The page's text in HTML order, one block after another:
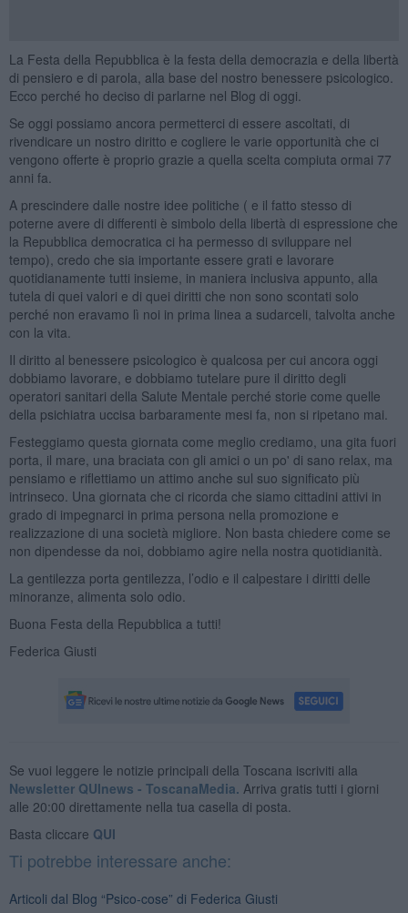
La Festa della Repubblica è la festa della democrazia e della libertà
di pensiero e di parola, alla base del nostro benessere psicologico.
Ecco perché ho deciso di parlarne nel Blog di oggi.
Se oggi possiamo ancora permetterci di essere ascoltati, di
rivendicare un nostro diritto e cogliere le varie opportunità che ci
vengono offerte è proprio grazie a quella scelta compiuta ormai 77
anni fa.
A prescindere dalle nostre idee politiche ( e il fatto stesso di
poterne avere di differenti è simbolo della libertà di espressione che
la Repubblica democratica ci ha permesso di sviluppare nel
tempo), credo che sia importante essere grati e lavorare
quotidianamente tutti insieme, in maniera inclusiva appunto, alla
tutela di quei valori e di quei diritti che non sono scontati solo
perché non eravamo lì noi in prima linea a sudarceli, talvolta anche
con la vita.
Il diritto al benessere psicologico è qualcosa per cui ancora oggi
dobbiamo lavorare, e dobbiamo tutelare pure il diritto degli
operatori sanitari della Salute Mentale perché storie come quelle
della psichiatra uccisa barbaramente mesi fa, non si ripetano mai.
Festeggiamo questa giornata come meglio crediamo, una gita fuori
porta, il mare, una braciata con gli amici o un po' di sano relax, ma
pensiamo e riflettiamo un attimo anche sul suo significato più
intrinseco. Una giornata che ci ricorda che siamo cittadini attivi in
grado di impegnarci in prima persona nella promozione e
realizzazione di una società migliore. Non basta chiedere come se
non dipendesse da noi, dobbiamo agire nella nostra quotidianità.
La gentilezza porta gentilezza, l’odio e il calpestare i diritti delle
minoranze, alimenta solo odio.
Buona Festa della Repubblica a tutti!
Federica Giusti
Se vuoi leggere le notizie principali della Toscana iscriviti alla
Newsletter QUInews - ToscanaMedia. Arriva gratis tutti i giorni
alle 20:00 direttamente nella tua casella di posta.
Basta cliccare QUI
Ti potrebbe interessare anche:
Articoli dal Blog “Psico-cose” di Federica Giusti